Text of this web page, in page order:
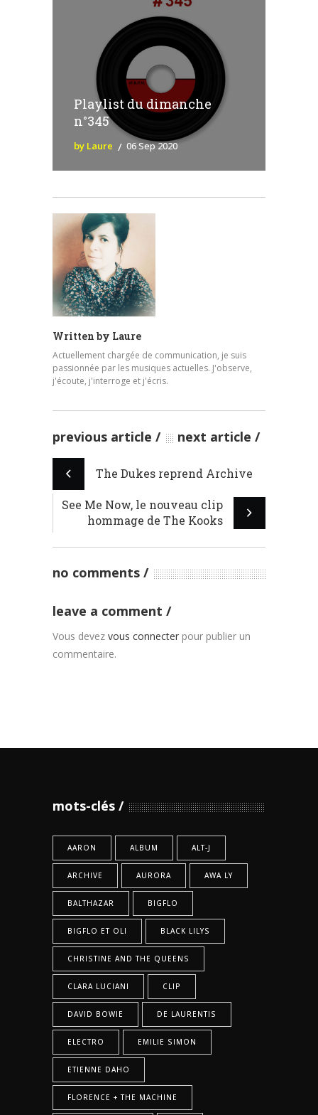
Playlist du dimanche
n°345
by Laure 06 Sep 2020
Written by Laure
Actuellement chargée de communication, je suis
passionnée par les musiques actuelles. J'observe,
j'écoute, j'interroge et j'écris.
previous article next article
The Dukes reprend Archive
See Me Now, le nouveau clip
hommage de The Kooks
no comments
leave a comment
Vous devez vous connecter pour publier un
commentaire.
mots-clés
AARON ALBUM ALT-J
ARCHIVE AURORA AWA LY
BALTHAZAR BIGFLO
BIGFLO ET OLI BLACK LILYS
CHRISTINE AND THE QUEENS
CLARA LUCIANI CLIP
DAVID BOWIE DE LAURENTIS
ELECTRO EMILIE SIMON
ETIENNE DAHO
FLORENCE + THE MACHINE